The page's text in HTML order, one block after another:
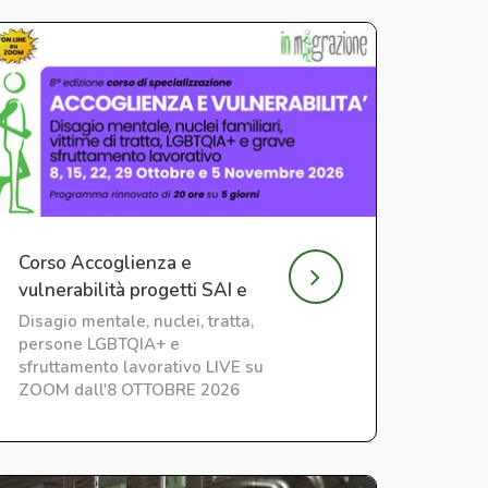
Corso Accoglienza e
vulnerabilità progetti SAI e
CAS
Disagio mentale, nuclei, tratta,
persone LGBTQIA+ e
sfruttamento lavorativo LIVE su
ZOOM dall'8 OTTOBRE 2026